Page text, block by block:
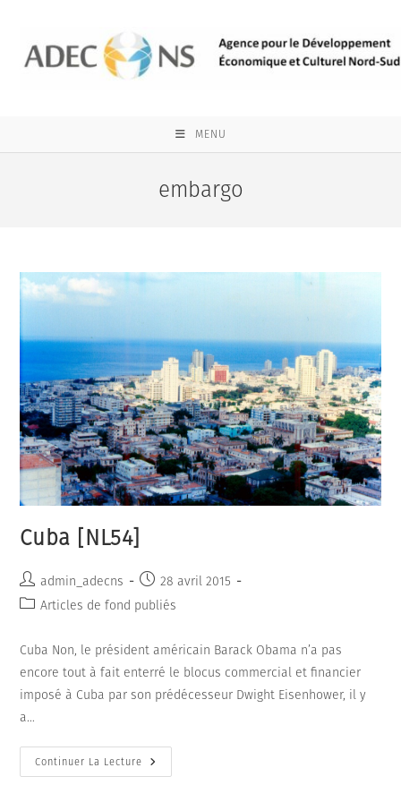
content
MENU
embargo
Cuba [NL54]
Auteur/autrice
de
admin_adecns
Publication
publiée :
28 avril 2015
PostArticles de fond publiés
Cuba Non, le président américain Barack Obama n’a pas
encore tout à fait enterré le blocus commercial et financier
imposé à Cuba par son prédécesseur Dwight Eisenhower, il y
a…
Continuer La Lecture
Cuba
[NL54]